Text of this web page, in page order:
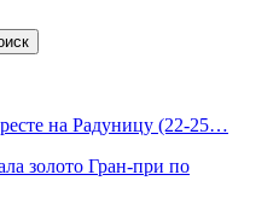
на Радуницу (22-25…
золото Гран-при по